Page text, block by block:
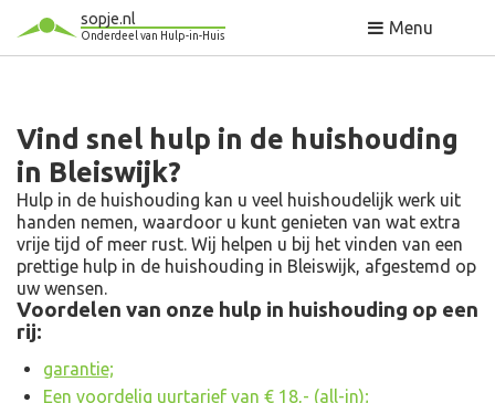
sopje.nl
Onderdeel van Hulp-in-Huis Menu
Vind snel hulp in de huishouding
in Bleiswijk?
Hulp in de huishouding kan u veel huishoudelijk werk uit
handen nemen, waardoor u kunt genieten van wat extra
vrije tijd of meer rust. Wij helpen u bij het vinden van een
prettige hulp in de huishouding in Bleiswijk, afgestemd op
uw wensen.
Voordelen van onze hulp in huishouding op een
rij:
garantie;
Een voordelig uurtarief van € 18,- (all-in);